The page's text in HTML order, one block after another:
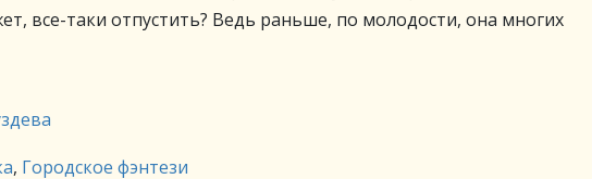
все-таки отпустить? Ведь раньше, по молодости, она многих
, Городское фэнтези